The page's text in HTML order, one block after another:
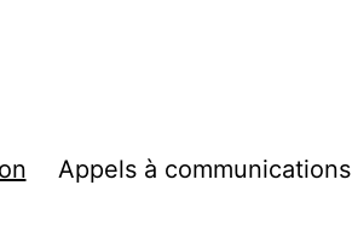
Appels à communications